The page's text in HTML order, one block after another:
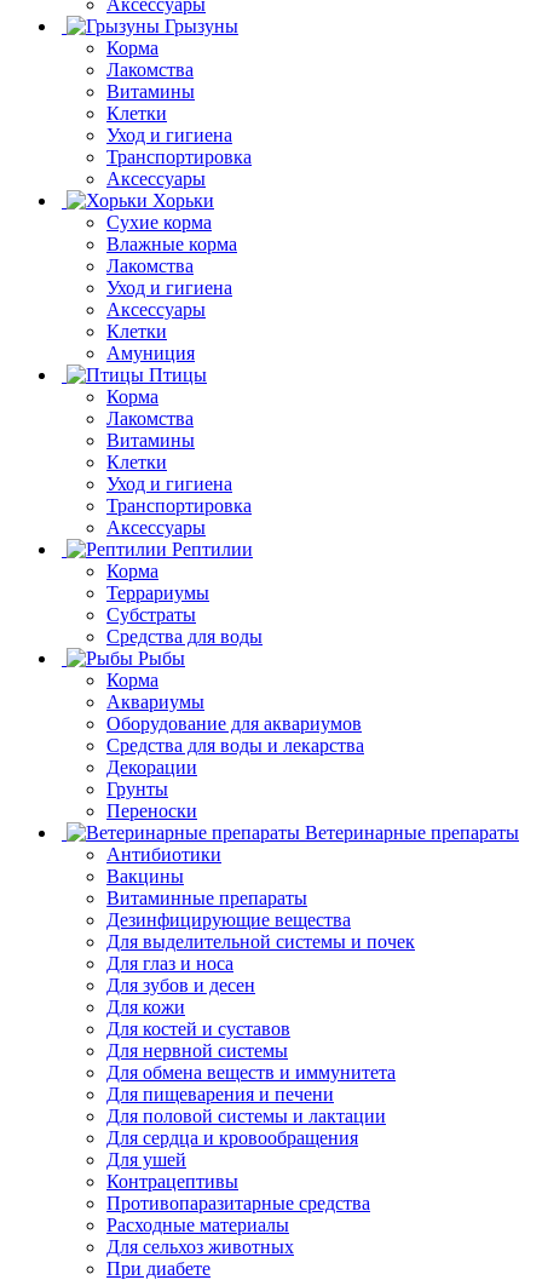
Грызуны
Корма
Лакомства
Витамины
Клетки
Уход и гигиена
Транспортировка
Аксессуары
Хорьки
Сухие корма
Влажные корма
Лакомства
Уход и гигиена
Аксессуары
Клетки
Амуниция
Птицы
Корма
Лакомства
Витамины
Клетки
Уход и гигиена
Транспортировка
Аксессуары
Рептилии
Корма
Террариумы
Субстраты
Средства для воды
Рыбы
Корма
Аквариумы
Оборудование для аквариумов
Средства для воды и лекарства
Декорации
Грунты
Переноски
Ветеринарные препараты
Антибиотики
Вакцины
Витаминные препараты
Дезинфицирующие вещества
Для выделительной системы и почек
Для глаз и носа
Для зубов и десен
Для кожи
Для костей и суставов
Для нервной системы
Для обмена веществ и иммунитета
Для пищеварения и печени
Для половой системы и лактации
Для сердца и кровообращения
Для ушей
Контрацептивы
Противопаразитарные средства
Расходные материалы
Для сельхоз животных
При диабете